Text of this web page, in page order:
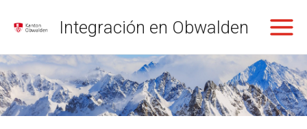
Integración en Obwalden